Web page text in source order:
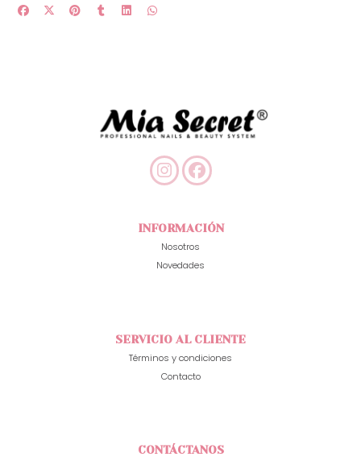
INFORMACIÓN
Nosotros
Novedades
SERVICIO AL CLIENTE
Términos y condiciones
Contacto
CONTÁCTANOS